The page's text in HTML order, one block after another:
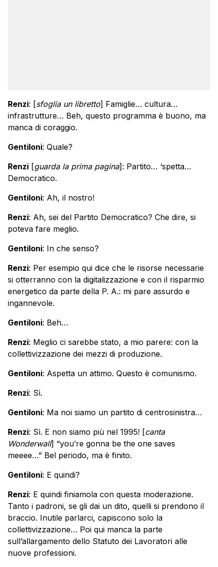
Renzi: [sfoglia un libretto] Famiglie… cultura…
infrastrutture… Beh, questo programma è buono, ma
manca di coraggio.
Gentiloni: Quale?
Renzi [guarda la prima pagina]: Partito… ‘spetta…
Democratico.
Gentiloni: Ah, il nostro!
Renzi: Ah, sei del Partito Democratico? Che dire, si
poteva fare meglio.
Gentiloni: In che senso?
Renzi: Per esempio qui dice che le risorse necessarie
si otterranno con la digitalizzazione e con il risparmio
energetico da parte della P. A.: mi pare assurdo e
ingannevole.
Gentiloni: Beh…
Renzi: Meglio ci sarebbe stato, a mio parere: con la
collettivizzazione dei mezzi di produzione.
Gentiloni: Aspetta un attimo. Questo è comunismo.
Renzi: Sì.
Gentiloni: Ma noi siamo un partito di centrosinistra…
Renzi: Sì. E non siamo più nel 1995! [canta
Wonderwall] “you’re gonna be the one saves
meeee…” Bel periodo, ma è finito.
Gentiloni: E quindi?
Renzi: E quindi finiamola con questa moderazione.
Tanto i padroni, se gli dai un dito, quelli si prendono il
braccio. Inutile parlarci, capiscono solo la
collettivizzazione… Poi qui manca la parte
sull’allargamento dello Statuto dei Lavoratori alle
nuove professioni.